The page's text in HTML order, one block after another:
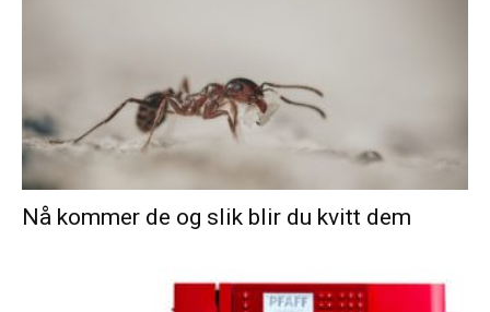
Nå kommer de og slik blir du kvitt dem